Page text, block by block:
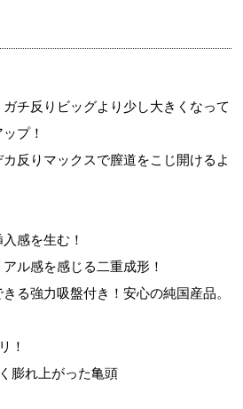
チ反りビッグより少し大きくなって
プ！
反りマックスで膣道をこじ開けるよ
感を生む！
ル感を感じる二重成形！
る強力吸盤付き！安心の純国産品。
！
膨れ上がった亀頭